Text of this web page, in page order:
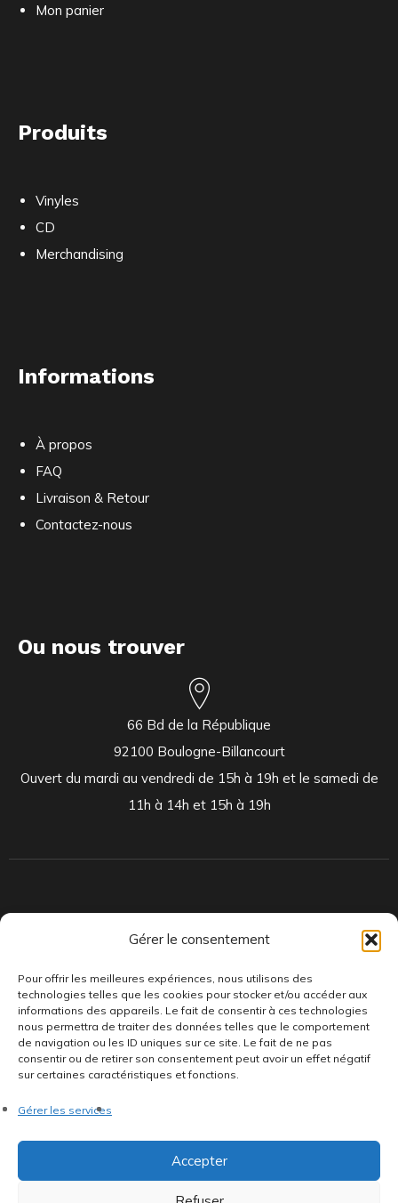
Gérer le consentement
Pour offrir les meilleures expériences, nous utilisons des
technologies telles que les cookies pour stocker et/ou accéder aux
informations des appareils. Le fait de consentir à ces technologies
nous permettra de traiter des données telles que le comportement
de navigation ou les ID uniques sur ce site. Le fait de ne pas
consentir ou de retirer son consentement peut avoir un effet négatif
sur certaines caractéristiques et fonctions.
Gérer les services
Accepter
Mon panier
Produits
Vinyles
CD
Merchandising
Informations
À propos
FAQ
Livraison & Retour
Contactez-nous
Ou nous trouver
66 Bd de la République
92100 Boulogne-Billancourt
Ouvert du mardi au vendredi de 15h à 19h et le samedi de
11h à 14h et 15h à 19h
toujours des pépites musicales, dont des vinyles rares et exclusifs.
confidentialité
Politique de cookies•Termes & Condition•Mentions légales